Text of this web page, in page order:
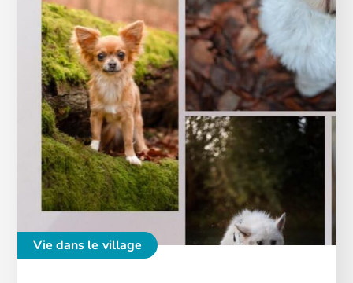
Vie dans le village